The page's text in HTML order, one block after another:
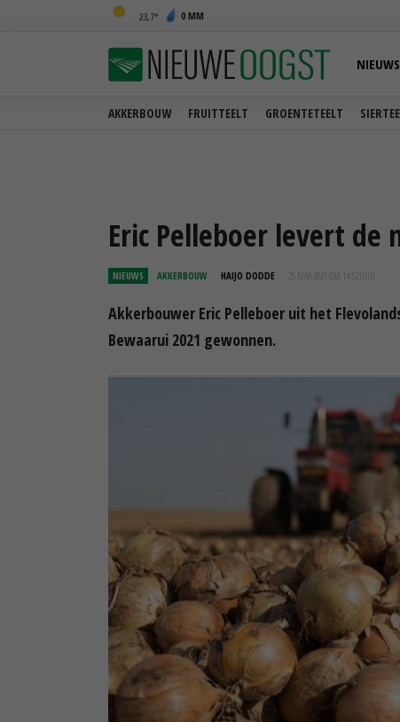
23,7 0 MM
AKKERBOUW FRUITTEELT GROENTETEELT
NIEUWS
Eric Pelleboer levert de
NIEUWS AKKERBOUW HAIJO DODDE 25 MAA 2021 OM 14:52
Akkerbouwer Eric Pelleboer uit het
Bewaarui 2021 gewonnen.